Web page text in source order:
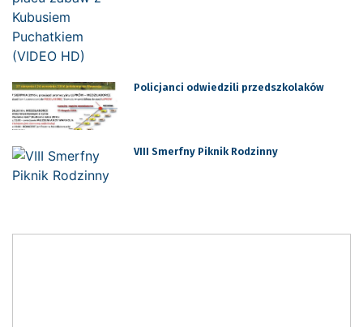
Policjanci odwiedzili przedszkolaków
VIII Smerfny Piknik Rodzinny